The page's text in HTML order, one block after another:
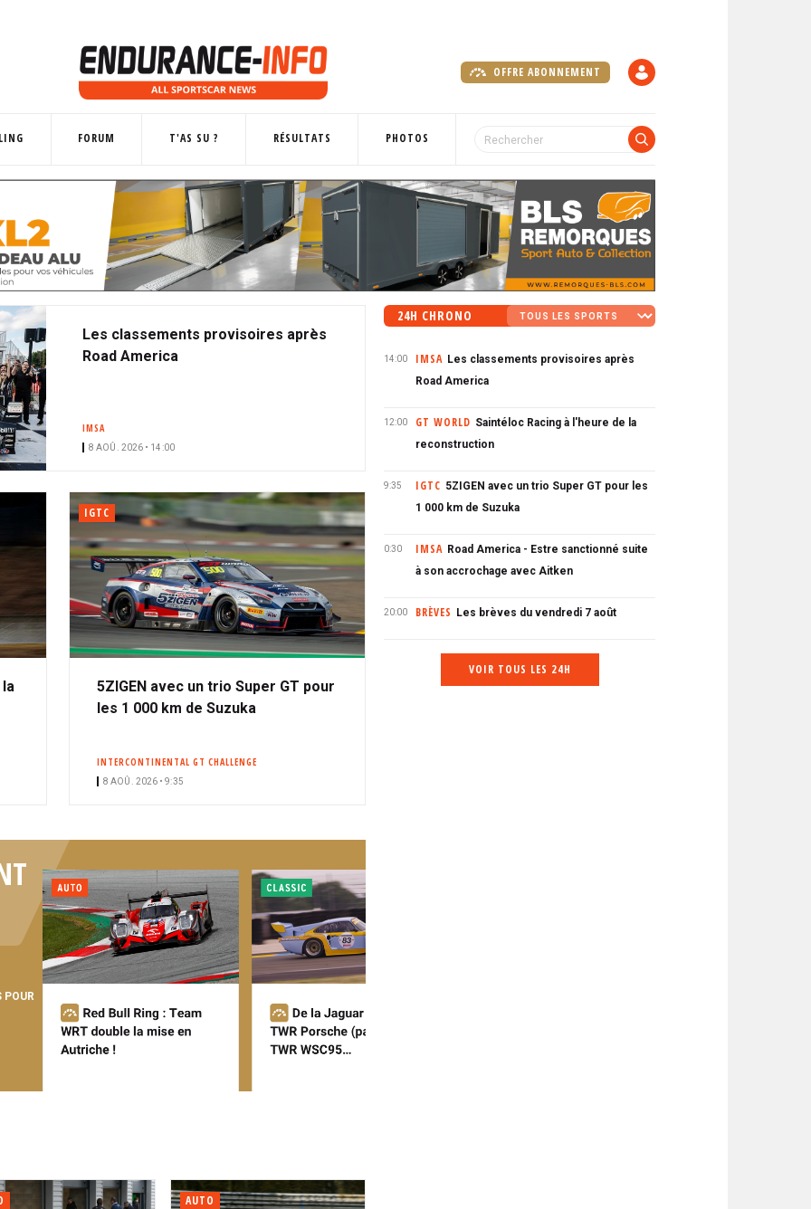
OFFRE ABONNEMENT
FORUM T'AS SU ? RÉSULTATS PHOTOS
Les classements provisoires après
Road America
IMSA
8 AOÛ. 2026 • 14:00
IGTC
5ZIGEN avec un trio Super GT pour
les 1 000 km de Suzuka
INTERCONTINENTAL GT CHALLENGE
8 AOÛ. 2026 • 9:35
POUR
AUTO
24H CHRONO
14:00 IMSA Les classements provisoires après
Road America
12:00 GT WORLD Saintéloc Racing à l'heure de la
reconstruction
9:35 IGTC 5ZIGEN avec un trio Super GT pour les
1 000 km de Suzuka
0:30 IMSA Road America - Estre sanctionné suite
à son accrochage avec Aitken
20:00 BRÈVES Les brèves du vendredi 7 août
VOIR TOUS LES 24H